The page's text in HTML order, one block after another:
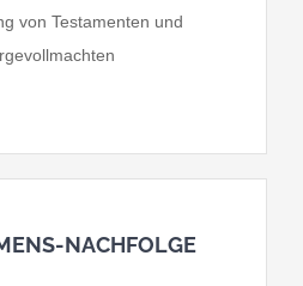
von Testamenten und
NACHFOLGE